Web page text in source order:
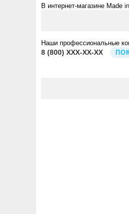
В интернет-магазине Made
Наши профессиональные
8 (800) XXX-XX-XX